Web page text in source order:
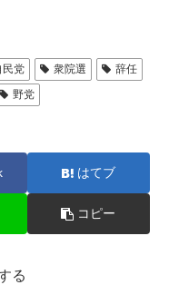
民党 衆院選
辞任
野党
はてブ
コピー
る